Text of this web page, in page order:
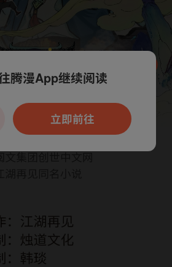
持App阅读，可打开App新用
户7天免费看
腾漫App继续阅读
立即前往